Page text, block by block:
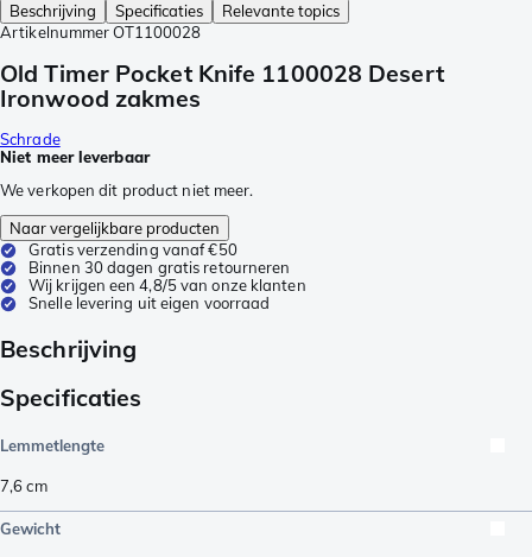
Beschrijving
Specificaties
Relevante topics
Artikelnummer OT1100028
Old Timer Pocket Knife 1100028 Desert
Ironwood zakmes
Schrade
Niet meer leverbaar
We verkopen dit product niet meer.
Naar vergelijkbare producten
Gratis verzending vanaf €50
Binnen 30 dagen gratis retourneren
Wij krijgen een 4,8/5 van onze klanten
Snelle levering uit eigen voorraad
Beschrijving
Specificaties
Lemmetlengte
7,6cm
Gewicht